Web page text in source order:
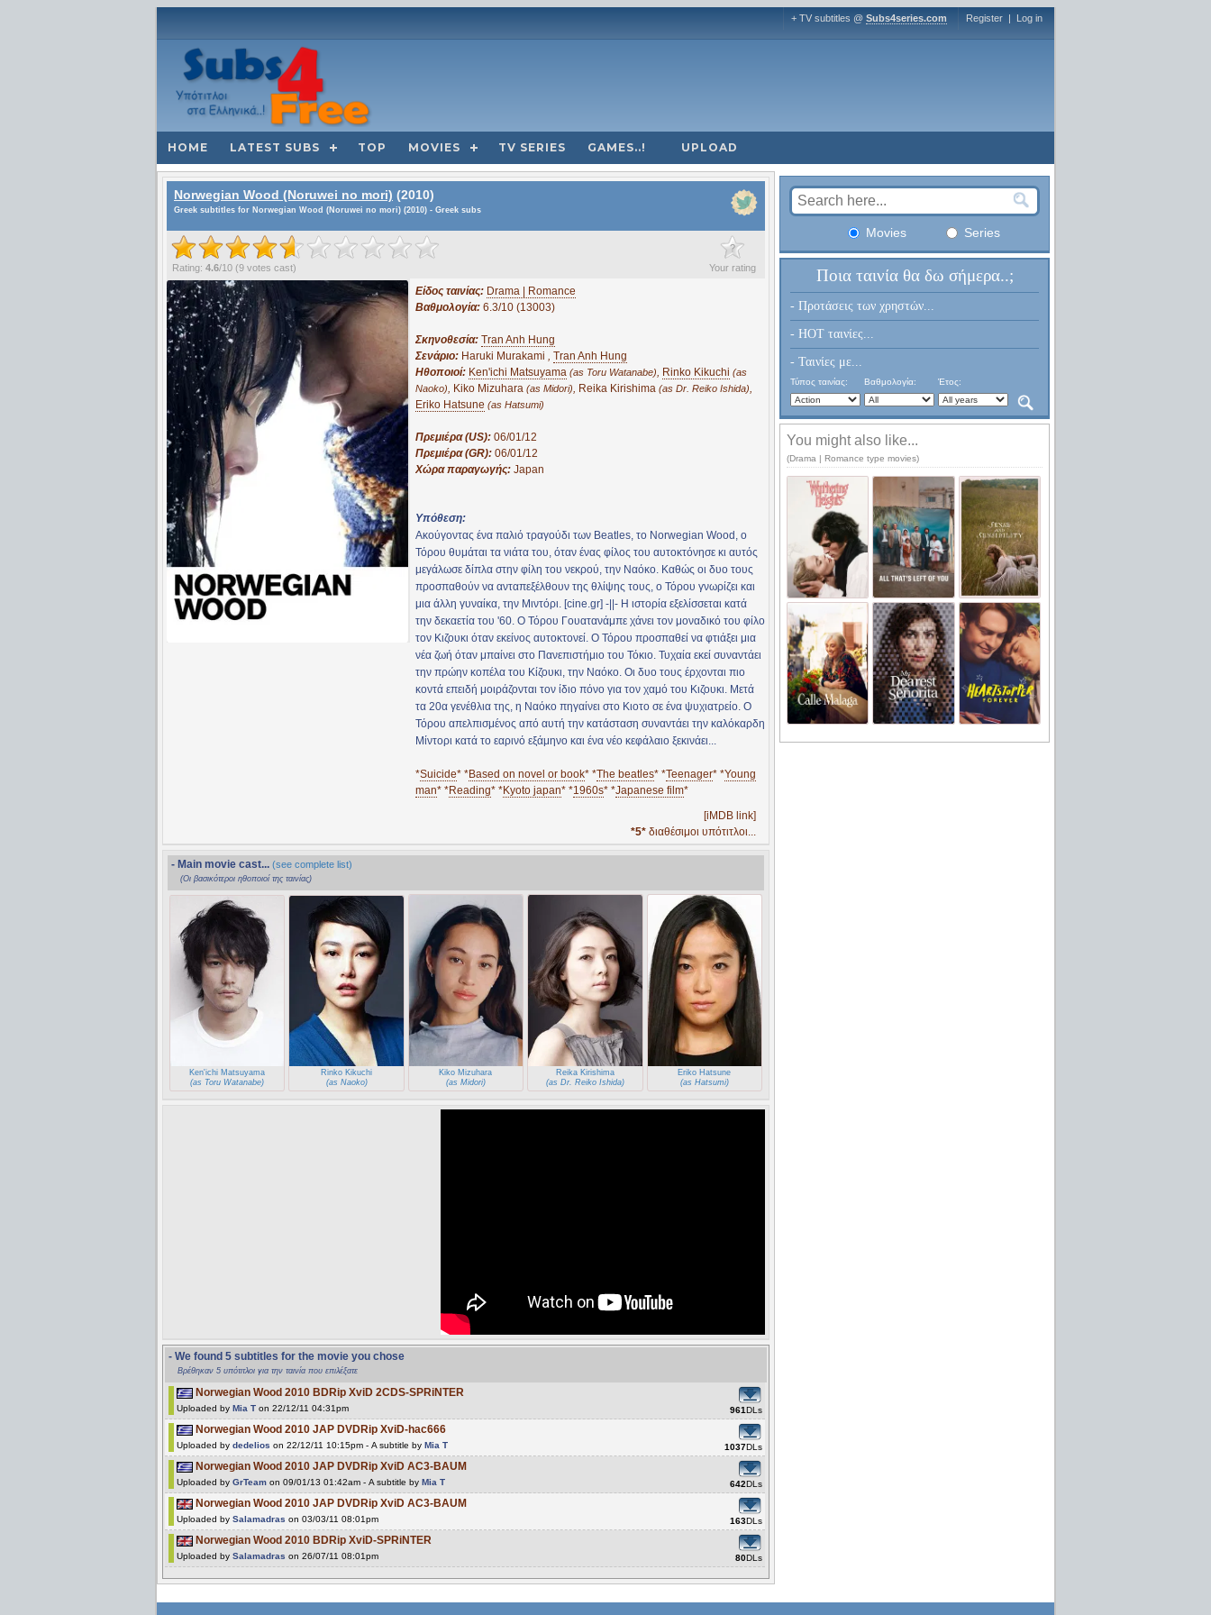
+ TV subtitles @ Subs4series.com Register | Log in
HOME LATEST SUBS TOP MOVIES TV SERIES GAMES..! UPLOAD
Norwegian Wood (Noruwei no mori) (2010)
Greek subtitles for Norwegian Wood (Noruwei no mori) (2010) - Greek subs
?
Your rating
Rating: 4.6/10 (9 votes cast)
Είδος ταινίας: Drama | Romance
Βαθμολογία: 6.3/10 (13003)
Σκηνοθεσία: Tran Anh Hung
Σενάριο: Haruki Murakami , Tran Anh Hung
Ηθοποιοί: Ken'ichi Matsuyama (as Toru Watanabe), Rinko Kikuchi (as
Naoko), Kiko Mizuhara (as Midori), Reika Kirishima (as Dr. Reiko Ishida),
Eriko Hatsune (as Hatsumi)
Πρεμιέρα (US): 06/01/12
Πρεμιέρα (GR): 06/01/12
Χώρα παραγωγής: Japan
Υπόθεση:
Ακούγοντας ένα παλιό τραγούδι των Beatles, το Norwegian Wood, ο
Τόρου θυμάται τα νιάτα του, όταν ένας φίλος του αυτοκτόνησε κι αυτός
μεγάλωσε δίπλα στην φίλη του νεκρού, την Ναόκο. Καθώς οι δυο τους
προσπαθούν να ανταπεξέλθουν της θλίψης τους, ο Τόρου γνωρίζει και
μια άλλη γυναίκα, την Μιντόρι. [cine.gr] -||- Η ιστορία εξελίσσεται κατά
την δεκαετία του '60. Ο Τόρου Γουατανάμπε χάνει τον μοναδικό του φίλο
τον Κιζουκι όταν εκείνος αυτοκτονεί. Ο Τόρου προσπαθεί να φτιάξει μια
νέα ζωή όταν μπαίνει στο Πανεπιστήμιο του Τόκιο. Τυχαία εκεί συναντάει
την πρώην κοπέλα του Κίζουκι, την Ναόκο. Οι δυο τους έρχονται πιο
κοντά επειδή μοιράζονται τον ίδιο πόνο για τον χαμό του Κιζουκι. Μετά
τα 20α γενέθλια της, η Ναόκο πηγαίνει στο Κιοτο σε ένα ψυχιατρείο. Ο
Τόρου απελπισμένος από αυτή την κατάσταση συναντάει την καλόκαρδη
Μίντορι κατά το εαρινό εξάμηνο και ένα νέο κεφάλαιο ξεκινάει...
*Suicide* *Based on novel or book* *The beatles* *Teenager* *Young
man* *Reading* *Kyoto japan* *1960s* *Japanese film*
[iMDB link]
*5* διαθέσιμοι υπότιτλοι...
- Main movie cast... (see complete list)
(Οι βασικότεροι ηθοποιοί της ταινίας)
Ken'ichi Matsuyama
(as Toru Watanabe)
Rinko Kikuchi
(as Naoko)
Kiko Mizuhara
(as Midori)
Reika Kirishima
(as Dr. Reiko Ishida)
Eriko Hatsune
(as Hatsumi)
- We found 5 subtitles for the movie you chose
Βρέθηκαν 5 υπότιτλοι για την ταινία που επιλέξατε
Norwegian Wood 2010 BDRip XviD 2CDS-SPRiNTER
Uploaded by Mia T on 22/12/11 04:31pm 961DLs
Norwegian Wood 2010 JAP DVDRip XviD-hac666
Uploaded by dedelios on 22/12/11 10:15pm - A subtitle by Mia T 1037DLs
Norwegian Wood 2010 JAP DVDRip XviD AC3-BAUM
Uploaded by GrTeam on 09/01/13 01:42am - A subtitle by Mia T 642DLs
Norwegian Wood 2010 JAP DVDRip XviD AC3-BAUM
Uploaded by Salamadras on 03/03/11 08:01pm 163DLs
Norwegian Wood 2010 BDRip XviD-SPRiNTER
Uploaded by Salamadras on 26/07/11 08:01pm 80DLs
Movies Series
Ποια ταινία θα δω σήμερα..;
- Προτάσεις των χρηστών...
- HOT ταινίες...
- Ταινίες με...
Τύπος ταινίας: Βαθμολογία: Έτος:
You might also like...
(Drama | Romance type movies)